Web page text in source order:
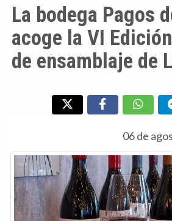
La bodega Pagos
acoge la VI
de ensamblaje de
06 de